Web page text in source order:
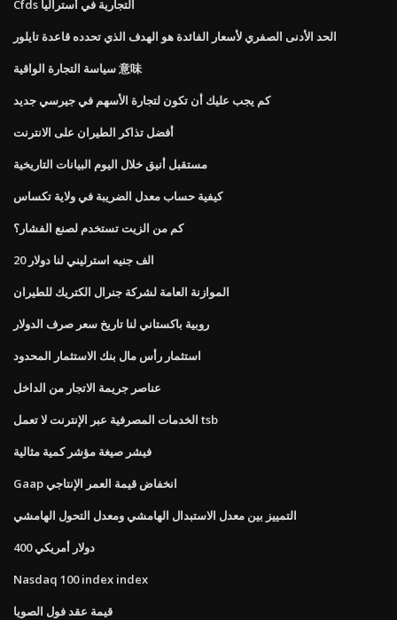
Cfds التجارية في أستراليا
الحد الأدنى الصفري لأسعار الفائدة هو الهدف الذي تحدده قاعدة تايلور
سياسة التجارة الواقية 意味
كم يجب عليك أن تكون لتجارة الأسهم في جيرسي جديد
أفضل تذاكر الطيران على الانترنت
مستقبل أنيق خلال اليوم البيانات التاريخية
كيفية حساب معدل الضريبة في ولاية تكساس
كم من الزيت تستخدم لصنع الفشار؟
20 الف جنيه استرليني لنا دولار
الموازنة العامة لشركة جنرال الكتريك للطيران
روبية باكستاني لنا تاريخ سعر صرف الدولار
استثمار رأس مال بنك الاستثمار المحدود
عناصر جريمة الاتجار من الداخل
الخدمات المصرفية عبر الإنترنت لا تعمل tsb
فيشر صيغة مؤشر كمية مثالية
Gaap انخفاض قيمة العمر الإنتاجي
التمييز بين معدل الاستبدال الهامشي ومعدل التحول الهامشي
400 دولار أمريكي
Nasdaq 100 index index
قيمة عقد فول الصويا